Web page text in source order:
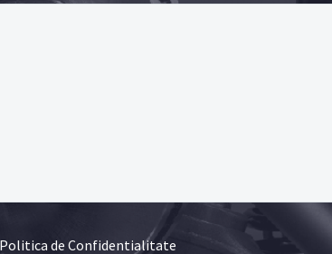
de Confidentialitate